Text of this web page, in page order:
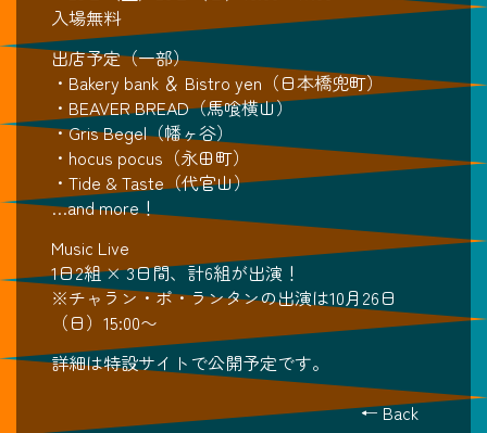
入場無料
出店予定（一部）
・Bakery bank ＆ Bistro yen（日本橋兜町）
・BEAVER BREAD（馬喰横山）
・Gris Begel（幡ヶ谷）
・hocus pocus（永田町）
・Tide & Taste（代官山）
…and more！
Music Live
1日2組 × 3日間、計6組が出演！
※チャラン・ポ・ランタンの出演は10月26日
（日）15:00〜
詳細は特設サイトで公開予定です。
← Back